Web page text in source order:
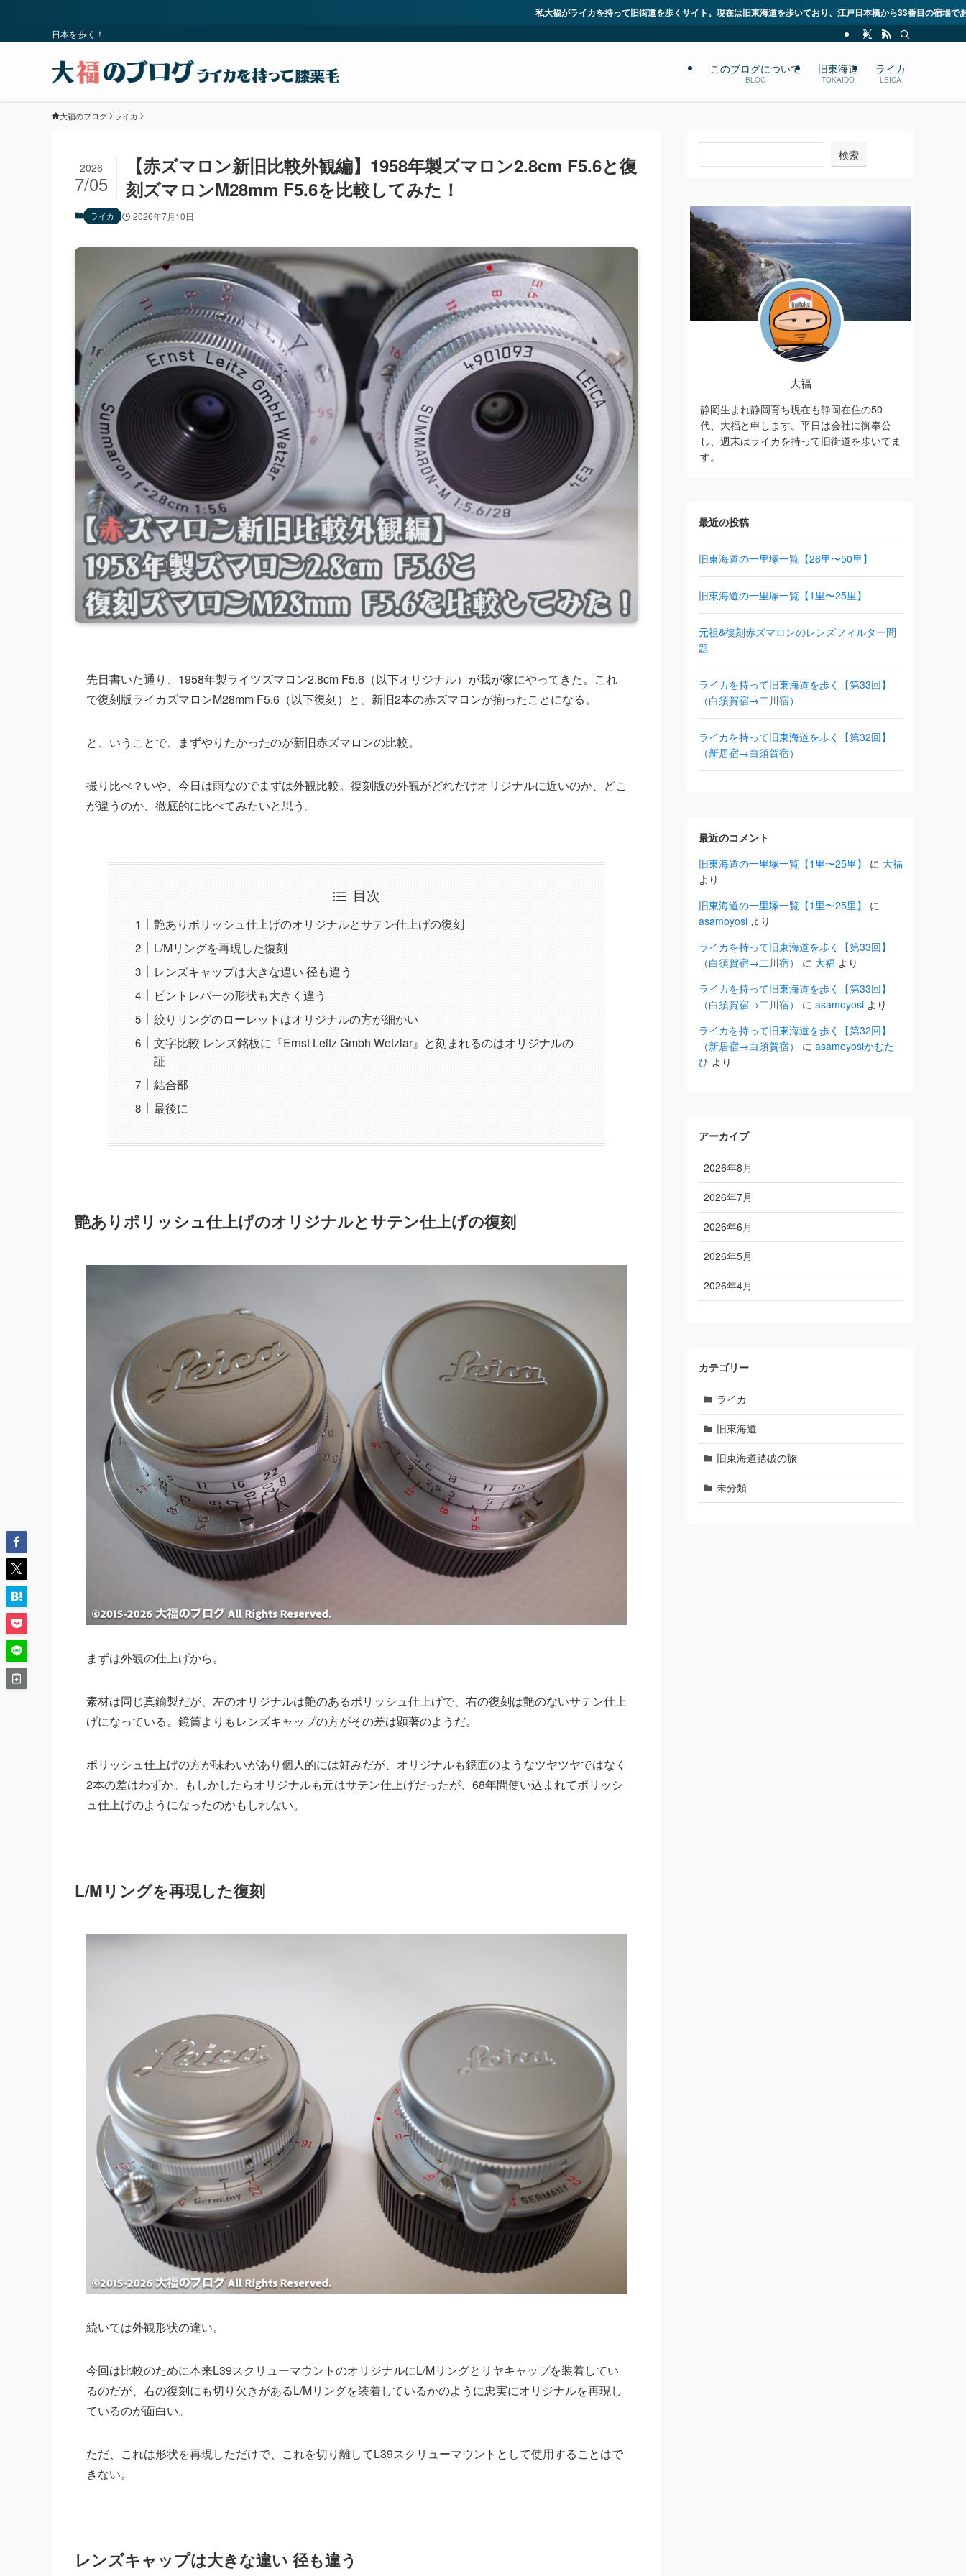
私大福がライカを持って旧街道を歩くサイト。現在は旧東海道を歩いており、江戸日本橋から33番目の宿場である二川宿に到着しました。
日本を歩く！
このブログについて
BLOG
旧東海道
TOKAIDO
ライカ
LEICA
大福のブログ ライカ
【赤ズマロン新旧比較外観編】1958年製ズマロン2.8cm F5.6と復
刻ズマロンM28mm F5.6を比較してみた！
2026
7/05
ライカ 2026年7月10日
先日書いた通り、1958年製ライツズマロン2.8cm F5.6（以下オリジナル）が我が家にやってきた。これ
で復刻版ライカズマロンM28mm F5.6（以下復刻）と、新旧2本の赤ズマロンが揃ったことになる。
と、いうことで、まずやりたかったのが新旧赤ズマロンの比較。
撮り比べ？いや、今日は雨なのでまずは外観比較。復刻版の外観がどれだけオリジナルに近いのか、どこ
が違うのか、徹底的に比べてみたいと思う。
目次
艶ありポリッシュ仕上げのオリジナルとサテン仕上げの復刻
L/Mリングを再現した復刻
レンズキャップは大きな違い 径も違う
ピントレバーの形状も大きく違う
絞りリングのローレットはオリジナルの方が細かい
文字比較 レンズ銘板に『Ernst Leitz Gmbh Wetzlar』と刻まれるのはオリジナルの
証
結合部
最後に
艶ありポリッシュ仕上げのオリジナルとサテン仕上げの復刻
まずは外観の仕上げから。
素材は同じ真鍮製だが、左のオリジナルは艶のあるポリッシュ仕上げで、右の復刻は艶のないサテン仕上
げになっている。鏡筒よりもレンズキャップの方がその差は顕著のようだ。
ポリッシュ仕上げの方が味わいがあり個人的には好みだが、オリジナルも鏡面のようなツヤツヤではなく
2本の差はわずか。もしかしたらオリジナルも元はサテン仕上げだったが、68年間使い込まれてポリッシ
ュ仕上げのようになったのかもしれない。
L/Mリングを再現した復刻
続いては外観形状の違い。
今回は比較のために本来L39スクリューマウントのオリジナルにL/Mリングとリヤキャップを装着してい
るのだが、右の復刻にも切り欠きがあるL/Mリングを装着しているかのように忠実にオリジナルを再現し
ているのが面白い。
ただ、これは形状を再現しただけで、これを切り離してL39スクリューマウントとして使用することはで
きない。
レンズキャップは大きな違い 径も違う
検索
大福
静岡生まれ静岡育ち現在も静岡在住の50
代、大福と申します。平日は会社に御奉公
し、週末はライカを持って旧街道を歩いてま
す。
最近の投稿
旧東海道の一里塚一覧【26里〜50里】
旧東海道の一里塚一覧【1里〜25里】
元祖&復刻赤ズマロンのレンズフィルター問
題
ライカを持って旧東海道を歩く【第33回】
（白須賀宿→二川宿）
ライカを持って旧東海道を歩く【第32回】
（新居宿→白須賀宿）
最近のコメント
旧東海道の一里塚一覧【1里〜25里】
に 大福
より
旧東海道の一里塚一覧【1里〜25里】
に
asamoyosi より
ライカを持って旧東海道を歩く【第33回】
（白須賀宿→二川宿）
に 大福 より
ライカを持って旧東海道を歩く【第33回】
（白須賀宿→二川宿）
に asamoyosi より
ライカを持って旧東海道を歩く【第32回】
（新居宿→白須賀宿）
に asamoyosiかむた
ひ より
アーカイブ
2026年8月
2026年7月
2026年6月
2026年5月
2026年4月
カテゴリー
ライカ
旧東海道
旧東海道踏破の旅
未分類